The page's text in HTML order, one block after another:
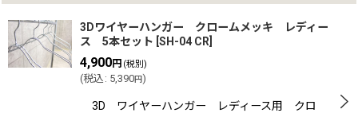
3Dワイヤーハンガー クロームメッキ レディー
ス 5本セット SH-04 CR
4,900円 (税別)
(税込 : 5,390円)
3D ワイヤーハンガー レディース用 クロ